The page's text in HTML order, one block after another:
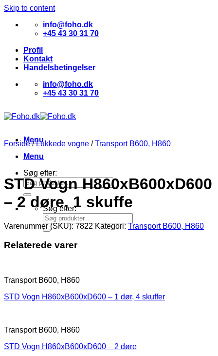
Skip to content
info@foho.dk
+45 43 30 31 70
Profil
Kontakt
Handelsbetingelser
info@foho.dk
+45 43 30 31 70
Menu
Menu
Søg efter:
Søg efter:
Forside / Lukkede vogne / Transport B600, H860
STD Vogn H860xB600xD600
– 2 døre, 1 skuffe
Varenummer (SKU):7822 Kategori:Transport B600, H860
Relaterede varer
Transport B600, H860
STD Vogn H860xB600xD600 – 1 dør, 4 skuffer
Transport B600, H860
STD Vogn H860xB600xD600 – 2 døre